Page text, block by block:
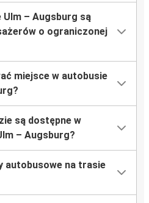
– Augsburg są
o ograniczonej
miejsce w autobusie
są dostępne w
– Augsburg?
autobusowe na trasie